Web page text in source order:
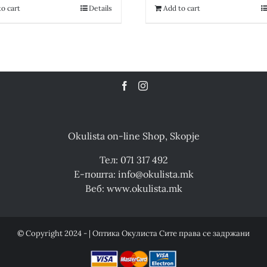
18,200.00 ден.9,100.00 ден.
cart Details 13,400.00
Add to cart
Okulista on-line Shop, Skopje
Тел: 071 317 492
Е-пошта: info@okulista.mk
Веб: www.okulista.mk
© Copyright 2024 - | Оптика Окулиста Сите права се задржани